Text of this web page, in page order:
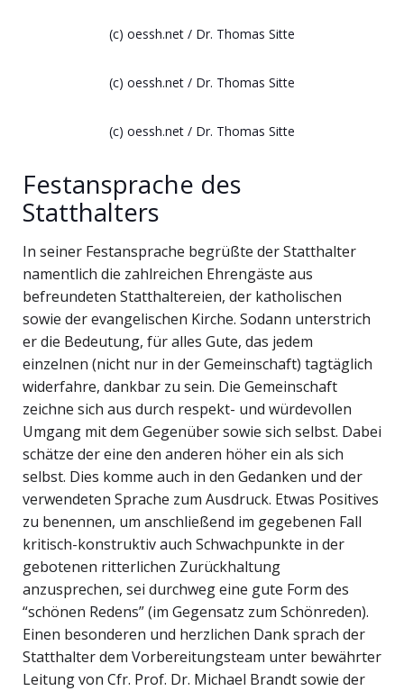
(c) oessh.net / Dr. Thomas Sitte
(c) oessh.net / Dr. Thomas Sitte
(c) oessh.net / Dr. Thomas Sitte
Festansprache des
Statthalters
In seiner Festansprache begrüßte der Statthalter
namentlich die zahlreichen Ehrengäste aus
befreundeten Statthaltereien, der katholischen
sowie der evangelischen Kirche. Sodann unterstrich
er die Bedeutung, für alles Gute, das jedem
einzelnen (nicht nur in der Gemeinschaft) tagtäglich
widerfahre, dankbar zu sein. Die Gemeinschaft
zeichne sich aus durch respekt- und würdevollen
Umgang mit dem Gegenüber sowie sich selbst. Dabei
schätze der eine den anderen höher ein als sich
selbst. Dies komme auch in den Gedanken und der
verwendeten Sprache zum Ausdruck. Etwas Positives
zu benennen, um anschließend im gegebenen Fall
kritisch-konstruktiv auch Schwachpunkte in der
gebotenen ritterlichen Zurückhaltung
anzusprechen, sei durchweg eine gute Form des
“schönen Redens” (im Gegensatz zum Schönreden).
Einen besonderen und herzlichen Dank sprach der
Statthalter dem Vorbereitungsteam unter bewährter
Leitung von Cfr. Prof. Dr. Michael Brandt sowie der